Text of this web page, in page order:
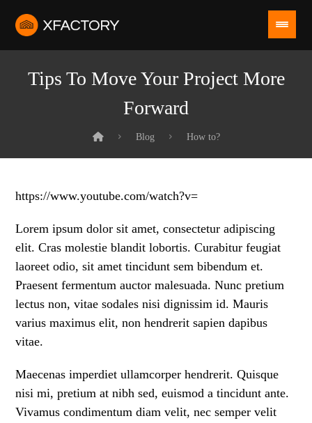
Tips To Move Your Project More
Forward
Blog How to?
https://www.youtube.com/watch?v=
Lorem ipsum dolor sit amet, consectetur adipiscing
elit. Cras molestie blandit lobortis. Curabitur feugiat
laoreet odio, sit amet tincidunt sem bibendum et.
Praesent fermentum auctor malesuada. Nunc pretium
lectus non, vitae sodales nisi dignissim id. Mauris
varius maximus elit, non hendrerit sapien dapibus
vitae.
Maecenas imperdiet ullamcorper hendrerit. Quisque
nisi mi, pretium at nibh sed, euismod a tincidunt ante.
Vivamus condimentum diam velit, nec semper velit